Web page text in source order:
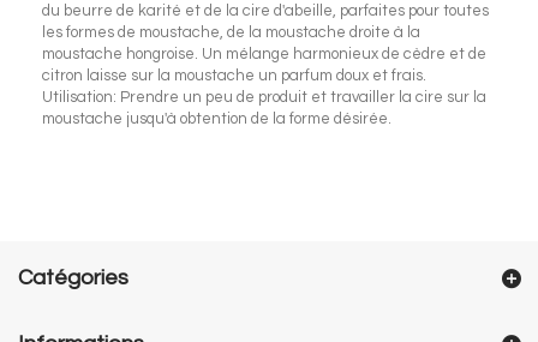
du beurre de karité et de la cire d'abeille, parfaites pour toutes
les formes de moustache, de la moustache droite à la
moustache hongroise. Un mélange harmonieux de cèdre et de
citron laisse sur la moustache un parfum doux et frais.
Utilisation: Prendre un peu de produit et travailler la cire sur la
moustache jusqu'à obtention de la forme désirée.
Catégories